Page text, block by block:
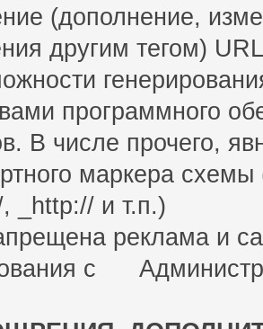
(дополнение,
другим тегом)
программного
В числе прочего,
маркера
_http:// и т.п.)
реклама и
с